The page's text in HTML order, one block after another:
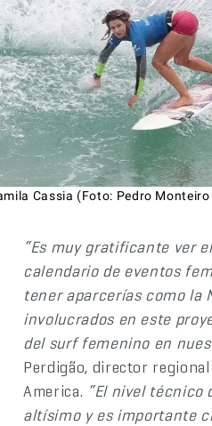
Cassia (Foto: Pedro
“Es muy gratificante ver
calendario de eventos
tener aparcerías como la
involucrados en este
del surf femenino en
Perdigão, director regional
America. “El nivel técnico
altísimo y es importante